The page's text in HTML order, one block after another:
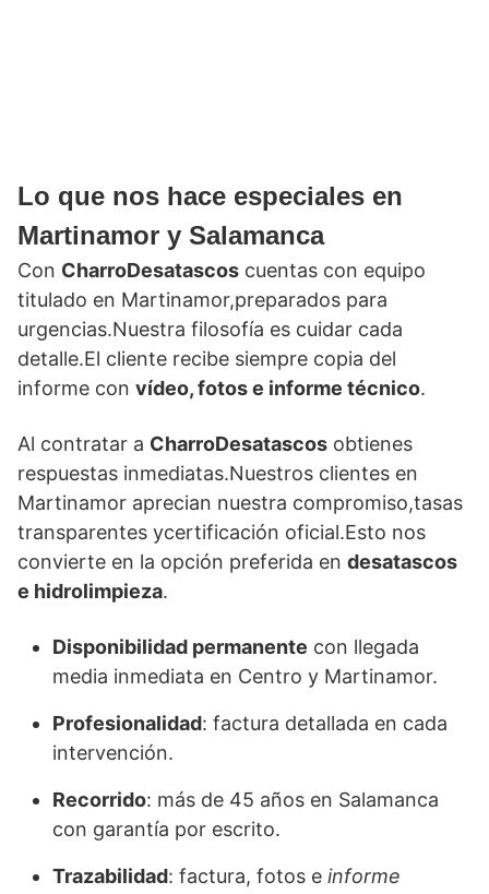
Lo que nos hace especiales en
Martinamor y Salamanca
Con CharroDesatascos cuentas con equipo
titulado en Martinamor,preparados para
urgencias.Nuestra filosofía es cuidar cada
detalle.El cliente recibe siempre copia del
informe con vídeo, fotos e informe técnico.
Al contratar a CharroDesatascos obtienes
respuestas inmediatas.Nuestros clientes en
Martinamor aprecian nuestra compromiso,tasas
transparentes ycertificación oficial.Esto nos
convierte en la opción preferida en desatascos
e hidrolimpieza.
Disponibilidad permanente con llegada
media inmediata en Centro y Martinamor.
Profesionalidad: factura detallada en cada
intervención.
Recorrido: más de 45 años en Salamanca
con garantía por escrito.
Trazabilidad: factura, fotos e informe